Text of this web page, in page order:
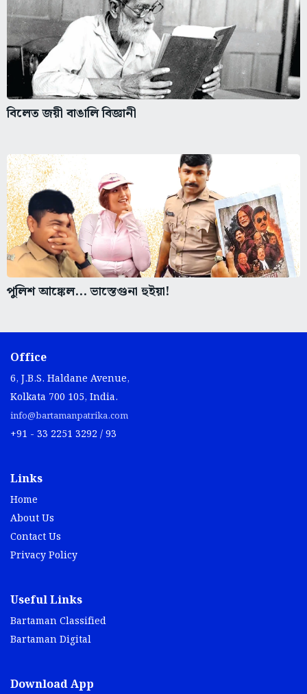
বিলেত জয়ী বাঙালি বিজ্ঞানী
পুলিশ আঙ্কেল... ভাস্তেগুনা হুইয়া!
Office
6, J.B.S. Haldane Avenue,
info@bartamanpatrika.com
Home
Bartaman Classified